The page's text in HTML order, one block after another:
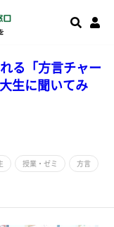
る「方言チャー
生に聞いてみ
授業・ゼミ 方言